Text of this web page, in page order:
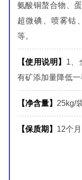
氨酸铜螯合物、
超微碘、喷雾钴
等。
【使用说明】 1、
有矿添加量降低一
【净含量】 25kg/
【保质期】 12个月